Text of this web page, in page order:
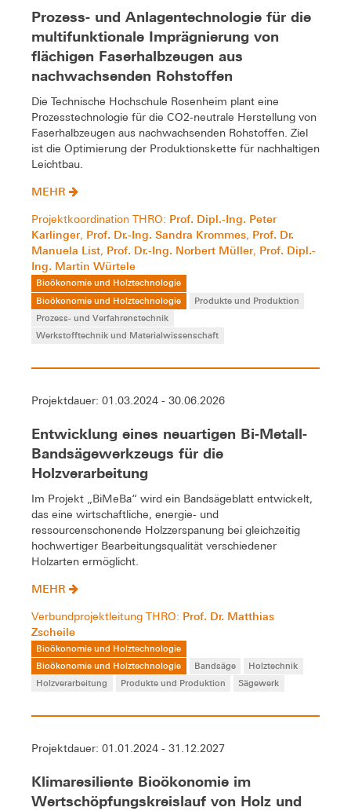
Prozess- und Anlagentechnologie für die
multifunktionale Imprägnierung von
flächigen Faserhalbzeugen aus
nachwachsenden Rohstoffen
Die Technische Hochschule Rosenheim plant eine
Prozesstechnologie für die CO2-neutrale Herstellung von
Faserhalbzeugen aus nachwachsenden Rohstoffen. Ziel
ist die Optimierung der Produktionskette für nachhaltigen
Leichtbau.
MEHR
Projektkoordination THRO: Prof. Dipl.-Ing. Peter
Karlinger, Prof. Dr.-Ing. Sandra Krommes, Prof. Dr.
Manuela List, Prof. Dr.-Ing. Norbert Müller, Prof. Dipl.-
Ing. Martin Würtele
Bioökonomie und Holztechnologie
Bioökonomie und Holztechnologie
Produkte und Produktion
Prozess- und Verfahrenstechnik
Werkstofftechnik und Materialwissenschaft
Projektdauer: 01.03.2024 - 30.06.2026
Entwicklung eines neuartigen Bi-Metall-
Bandsägewerkzeugs für die
Holzverarbeitung
Im Projekt „BiMeBa“ wird ein Bandsägeblatt entwickelt,
das eine wirtschaftliche, energie- und
ressourcenschonende Holzzerspanung bei gleichzeitig
hochwertiger Bearbeitungsqualität verschiedener
Holzarten ermöglicht.
MEHR
Verbundprojektleitung THRO: Prof. Dr. Matthias
Zscheile
Bioökonomie und Holztechnologie
Bioökonomie und Holztechnologie
Bandsäge
Holztechnik
Holzverarbeitung
Produkte und Produktion Sägewerk
Projektdauer: 01.01.2024 - 31.12.2027
Klimaresiliente Bioökonomie im
Wertschöpfungskreislauf von Holz und